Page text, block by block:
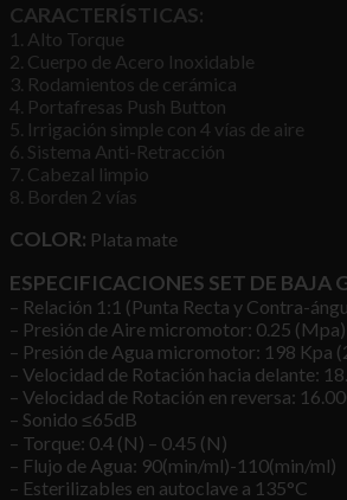
CARACTERÍSTICAS:
1. Alto Torque
2. Cuerpo de Acero Inoxidable
3. Rodamientos de cerámica
4. Portafresas Push Button
5. Irrigación simple con 4 vías de aire
6. Sistema Anti-Retracción
7. Cabezal limpio
8. Borden 2 vías
COLOR: Plata mate
ESPECIFICACIONES SET DE BAJA
– Relación 1:1 (Punta Recta y Contra-
– Presión de Aire micromotor: 0.25
– Presión de Agua micromotor: 198 Kpa
– Velocidad de Rotación hacia delante:
– Velocidad de Rotación en reversa:
– Sonido ≤65dB
– Torque: 0.4 (N) – 0.45 (N)
– Flujo de Agua: 90(min/ml)-110(min/ml)
– Esterilizables en autoclave a 135°C